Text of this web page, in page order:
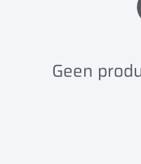
Geen